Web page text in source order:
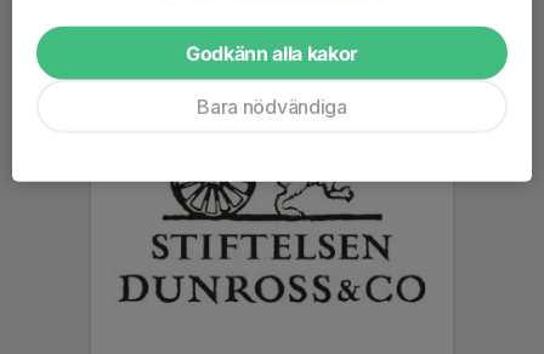
Godkänn alla kakor
Bara nödvändiga